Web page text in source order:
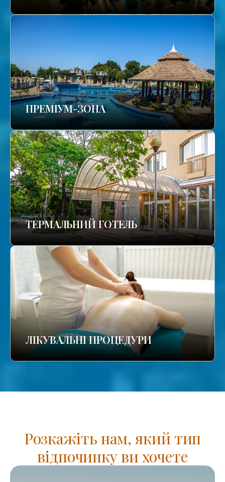
ПРЕМІУМ-ЗОНА
ТЕРМАЛЬНИЙ ГОТЕЛЬ
ЛІКУВАЛЬНІ ПРОЦЕДУРИ
Розкажіть нам, який тип
відпочинку ви хочете